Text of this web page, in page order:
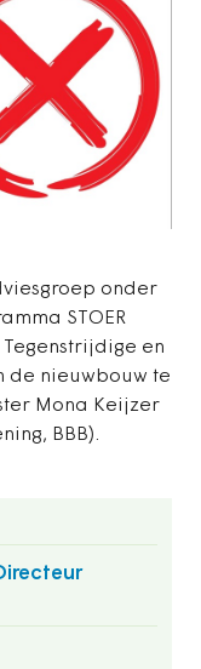
onder
STOER
en
de nieuwbouw te
Mona Keijzer
BBB).